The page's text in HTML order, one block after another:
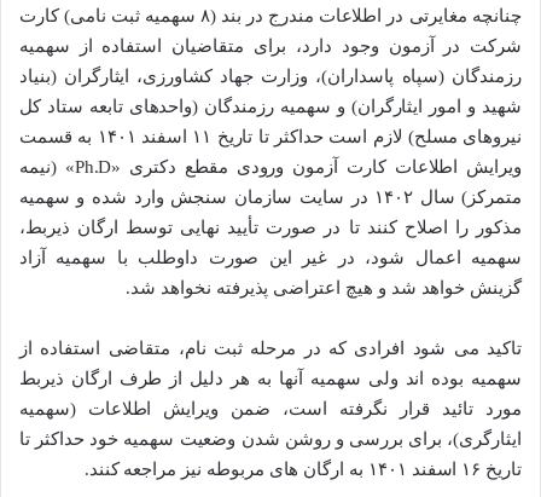
چنانچه مغایرتی در اطلاعات مندرج در بند (۸ سهمیه ثبت نامی) کارت
شرکت در آزمون وجود دارد، برای متقاضیان استفاده از سهمیه
رزمندگان (سپاه پاسداران)، وزارت جهاد کشاورزی، ایثارگران (بنیاد
شهید و امور ایثارگران) و سهمیه رزمندگان (واحدهای تابعه ستاد کل
نیروهای مسلح) لازم است حداکثر تا تاریخ ۱۱ اسفند ۱۴۰۱ به قسمت
ویرایش اطلاعات کارت آزمون ورودی مقطع دکتری «Ph.D» (نیمه
متمرکز) سال ۱۴۰۲ در سایت سازمان سنجش وارد شده و سهمیه
مذکور را اصلاح کنند تا در صورت تأیید نهایی توسط ارگان ذیربط،
سهمیه اعمال شود، در غیر این صورت داوطلب با سهمیه آزاد
گزینش خواهد شد و هیچ اعتراضی پذیرفته نخواهد شد.
تاکید می شود افرادی که در مرحله ثبت نام، متقاضی استفاده از
سهمیه بوده اند ولی سهمیه آنها به هر دلیل از طرف ارگان ذیربط
مورد تائید قرار نگرفته است، ضمن ویرایش اطلاعات (سهمیه
ایثارگری)، برای بررسی و روشن شدن وضعیت سهمیه خود حداکثر تا
تاریخ ۱۶ اسفند ۱۴۰۱ به ارگان های مربوطه نیز مراجعه کنند.